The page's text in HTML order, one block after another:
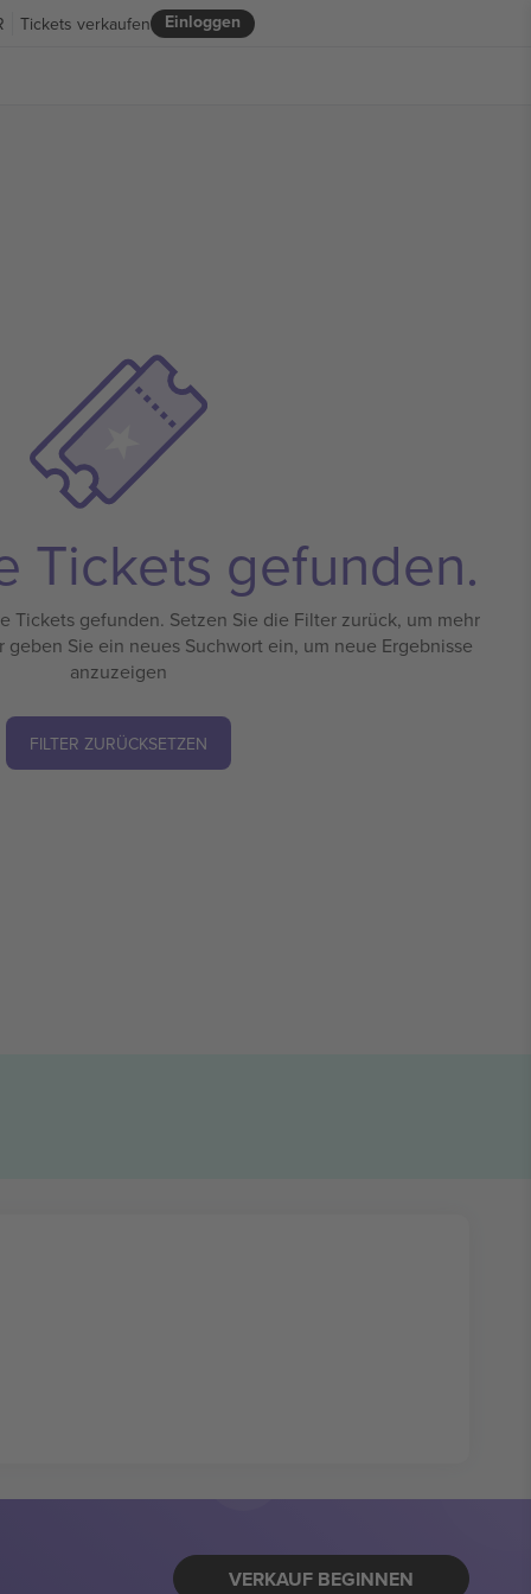
Einloggen
Tickets verkaufen
Tickets gefunden.
Tickets gefunden. Setzen Sie die Filter zurück, um mehr
Sie ein neues Suchwort ein, um neue Ergebnisse
anzuzeigen
FILTER ZURÜCKSETZEN
VERKAUF BEGINNEN